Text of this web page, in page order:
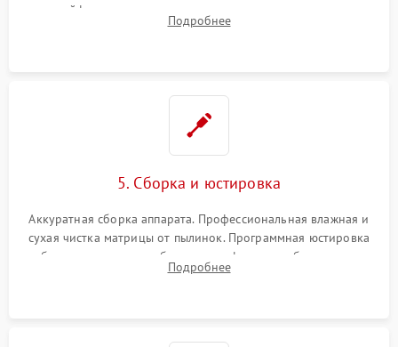
шлейфов, дисплея, механизма затвора или двигателя
автофокуса. Восстановление геометрии тубуса объектива
Подробнее
5. Сборка и юстировка
Аккуратная сборка аппарата. Профессиональная влажная и
сухая чистка матрицы от пылинок. Программная юстировка
рабочего отрезка, калибровка автофокуса, стабилизатора и
экспозамера с помощью сервисного ПО.
Подробнее